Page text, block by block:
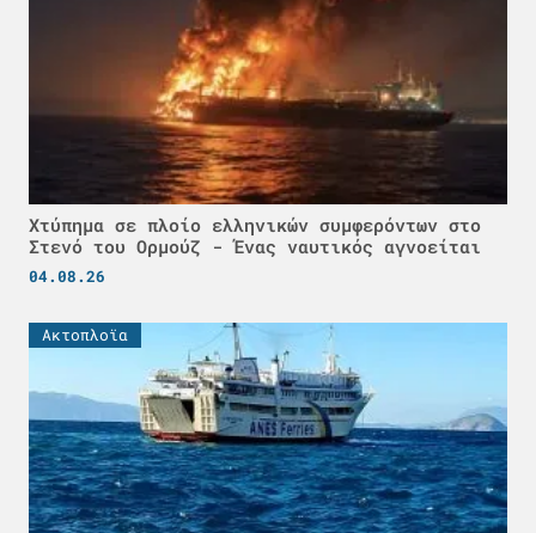
Χτύπημα σε πλοίο ελληνικών συμφερόντων στο
Στενό του Ορμούζ - Ένας ναυτικός αγνοείται
04.08.26
Ακτοπλοϊα